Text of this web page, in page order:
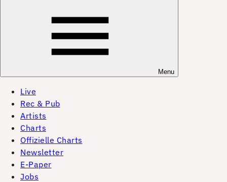
Menu
Live
Rec & Pub
Artists
Charts
Offizielle Charts
Newsletter
E-Paper
Jobs